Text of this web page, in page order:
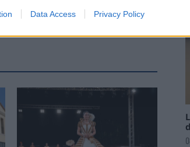
Data Access Privacy Policy